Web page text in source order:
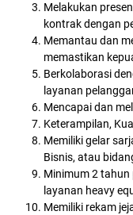
Melakukan
kontrak dengan
Memantau dan
memastikan
Berkolaborasi
layanan
Mencapai dan
Keterampilan,
Memiliki gelar
Bisnis, atau
Minimum 2
layanan heavy
Memiliki rekam